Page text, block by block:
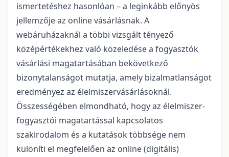
ismertetéshez hasonlóan – a leginkább előnyös
jellemzője az online vásárlásnak. A
webáruházaknál a többi vizsgált tényező
középértékekhez való közeledése a fogyasztók
vásárlási magatartásában bekövetkező
bizonytalanságot mutatja, amely bizalmatlanságot
eredményez az élelmiszervásárlásoknál.
Összességében elmondható, hogy az élelmiszer-
fogyasztói magatartással kapcsolatos
szakirodalom és a kutatások többsége nem
különíti el megfelelően az online (digitális)